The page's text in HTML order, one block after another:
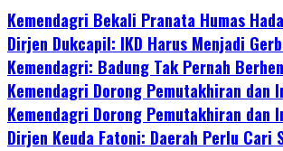
Kemendagri Bekali Pranata Humas
Dirjen Dukcapil: IKD Harus Menjadi
Kemendagri: Badung Tak Pernah
Kemendagri Dorong Pemutakhiran dan
Kemendagri Dorong Pemutakhiran dan
Dirjen Keuda Fatoni: Daerah Perlu